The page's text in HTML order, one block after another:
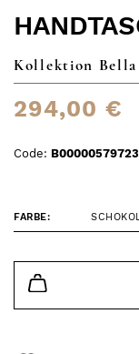
Kollektion Bella
294,00 €
Code:
FARBE: